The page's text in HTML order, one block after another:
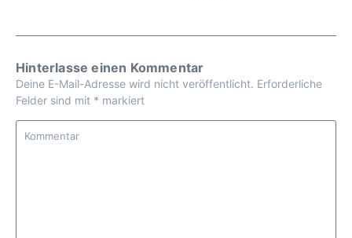
Hinterlasse einen Kommentar
Deine E-Mail-Adresse wird nicht veröffentlicht. Erforderliche
Felder sind mit * markiert